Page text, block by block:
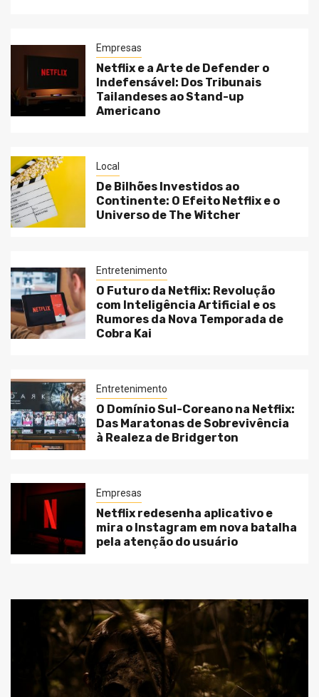
Empresas
Netflix e a Arte de Defender o
Indefensável: Dos Tribunais
Tailandeses ao Stand-up
Americano
Local
De Bilhões Investidos ao
Continente: O Efeito Netflix e o
Universo de The Witcher
Entretenimento
O Futuro da Netflix: Revolução
com Inteligência Artificial e os
Rumores da Nova Temporada de
Cobra Kai
Entretenimento
O Domínio Sul-Coreano na Netflix:
Das Maratonas de Sobrevivência
à Realeza de Bridgerton
Empresas
Netflix redesenha aplicativo e
mira o Instagram em nova batalha
pela atenção do usuário